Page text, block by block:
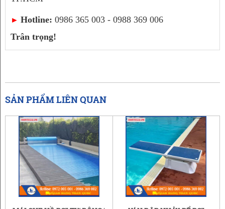
► Hotline: 0986 365 003 - 0988 369 006
Trân trọng!
SẢN PHẨM LIÊN QUAN